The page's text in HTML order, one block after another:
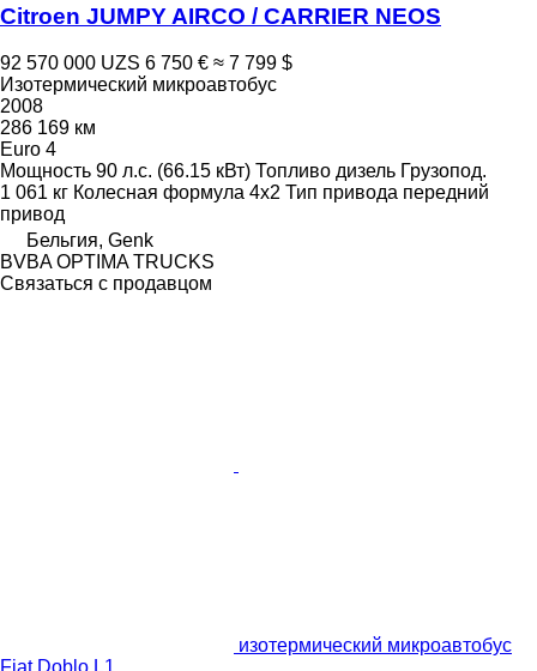
Citroen JUMPY AIRCO / CARRIER NEOS
92 570 000 UZS 6 750 € ≈ 7 799 $
Изотермический микроавтобус
2008
286 169 км
Euro 4
Мощность 90 л.с. (66.15 кВт) Топливо дизель Грузопод.
1 061 кг Колесная формула 4x2 Тип привода передний
привод
Бельгия, Genk
BVBA OPTIMA TRUCKS
Связаться с продавцом
изотермический микроавтобус
Fiat Doblo L1